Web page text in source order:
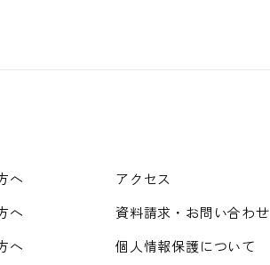
へ
へ
へ
アクセス
資料請求・お問い合わせ
個人情報保護について